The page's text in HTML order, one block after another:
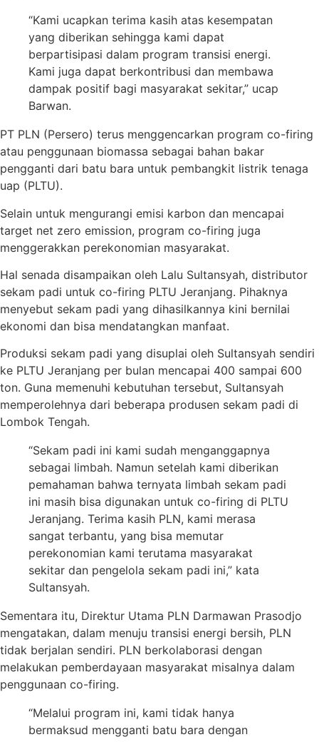
“Kami ucapkan terima kasih atas kesempatan
yang diberikan sehingga kami dapat
berpartisipasi dalam program transisi energi.
Kami juga dapat berkontribusi dan membawa
dampak positif bagi masyarakat sekitar,” ucap
Barwan.
PT PLN (Persero) terus menggencarkan program co-firing
atau penggunaan biomassa sebagai bahan bakar
pengganti dari batu bara untuk pembangkit listrik tenaga
uap (PLTU).
Selain untuk mengurangi emisi karbon dan mencapai
target net zero emission, program co-firing juga
menggerakkan perekonomian masyarakat.
Hal senada disampaikan oleh Lalu Sultansyah, distributor
sekam padi untuk co-firing PLTU Jeranjang. Pihaknya
menyebut sekam padi yang dihasilkannya kini bernilai
ekonomi dan bisa mendatangkan manfaat.
Produksi sekam padi yang disuplai oleh Sultansyah sendiri
ke PLTU Jeranjang per bulan mencapai 400 sampai 600
ton. Guna memenuhi kebutuhan tersebut, Sultansyah
memperolehnya dari beberapa produsen sekam padi di
Lombok Tengah.
“Sekam padi ini kami sudah menganggapnya
sebagai limbah. Namun setelah kami diberikan
pemahaman bahwa ternyata limbah sekam padi
ini masih bisa digunakan untuk co-firing di PLTU
Jeranjang. Terima kasih PLN, kami merasa
sangat terbantu, yang bisa memutar
perekonomian kami terutama masyarakat
sekitar dan pengelola sekam padi ini,” kata
Sultansyah.
Sementara itu, Direktur Utama PLN Darmawan Prasodjo
mengatakan, dalam menuju transisi energi bersih, PLN
tidak berjalan sendiri. PLN berkolaborasi dengan
melakukan pemberdayaan masyarakat misalnya dalam
penggunaan co-firing.
“Melalui program ini, kami tidak hanya
bermaksud mengganti batu bara dengan